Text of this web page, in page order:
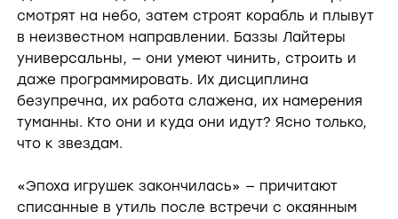
смотрят на небо, затем строят корабль и плывут
в неизвестном направлении. Баззы Лайтеры
универсальны, — они умеют чинить, строить и
даже программировать. Их дисциплина
безупречна, их работа слажена, их намерения
туманны. Кто они и куда они идут? Ясно только,
что к звездам.
«Эпоха игрушек закончилась» — причитают
списанные в утиль после встречи с окаянным